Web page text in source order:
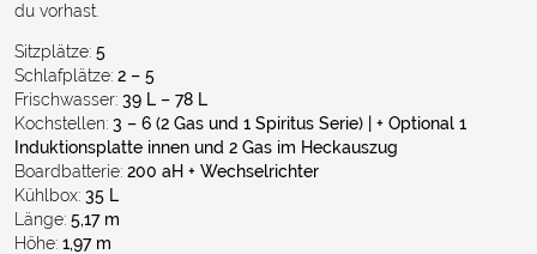
du vorhast.
Sitzplätze: 5
Schlafplätze: 2 – 5
Frischwasser: 39 L – 78 L
Kochstellen: 3 – 6 (2 Gas und 1 Spiritus Serie) | + Optional 1
Induktionsplatte innen und 2 Gas im Heckauszug
Boardbatterie: 200 aH + Wechselrichter
Kühlbox: 35 L
Länge: 5,17 m
Höhe: 1,97 m